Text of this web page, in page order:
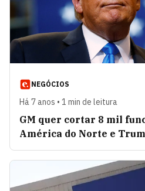
NEGÓCIOS
Há 7 anos • 1 min de leitura
GM quer cortar 8 mil
América do Norte e